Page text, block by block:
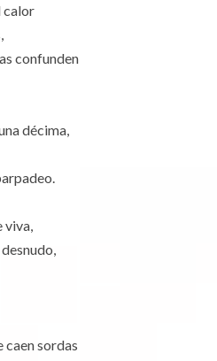
calor
confunden
décima,
viva,
caen sordas